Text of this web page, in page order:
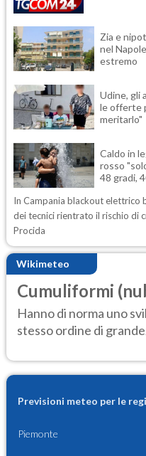
Zia e
nel
estremo
Udine, gli
le offerte
meritarlo"
Caldo in
rosso
48 gradi,
In Campania blackout
dei tecnici rientrato il rischio di
Procida
Wikimeteo
Cumuliformi
Hanno di norma uno
stesso ordine di
Previsioni meteo per le
Piemonte